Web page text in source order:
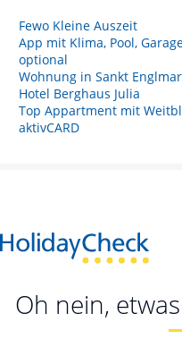
Fewo Kleine Auszeit
App mit Klima, Pool,
optional
Wohnung in Sankt
Hotel Berghaus Julia
Top Appartment mit
aktivCARD
Oh nein,